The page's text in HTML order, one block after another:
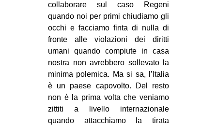
AMERICHE
ESTREMO ORIENTE
EUROPA
MEDIO ORIENTE
MONDO
EVENTI
collaborare sul caso Regeni
quando noi per primi chiudiamo gli
occhi e facciamo finta di nulla di
fronte alle violazioni dei diritti
umani quando compiute in casa
nostra non avrebbero sollevato la
minima polemica. Ma si sa, l’Italia
è un paese capovolto. Del resto
non è la prima volta che veniamo
zittiti a livello internazionale
quando attacchiamo la tirata